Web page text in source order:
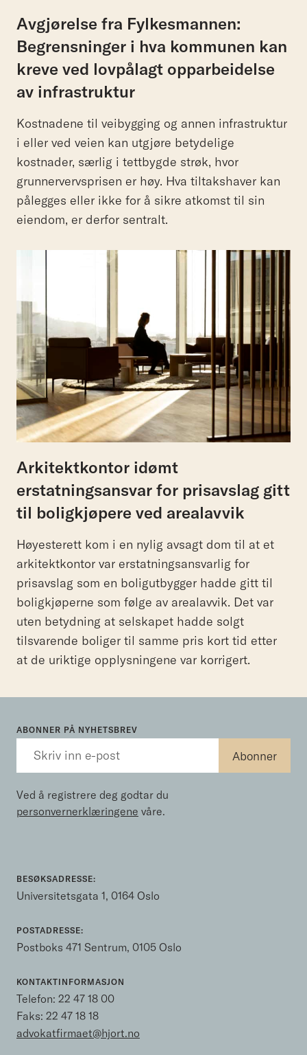
Avgjørelse fra Fylkesmannen:
Begrensninger i hva kommunen kan
kreve ved lovpålagt opparbeidelse
av infrastruktur
Kostnadene til veibygging og annen infrastruktur
i eller ved veien kan utgjøre betydelige
kostnader, særlig i tettbygde strøk, hvor
grunnervervsprisen er høy. Hva tiltakshaver kan
pålegges eller ikke for å sikre atkomst til sin
eiendom, er derfor sentralt.
Arkitektkontor idømt
erstatningsansvar for prisavslag gitt
til boligkjøpere ved arealavvik
Høyesterett kom i en nylig avsagt dom til at et
arkitektkontor var erstatningsansvarlig for
prisavslag som en boligutbygger hadde gitt til
boligkjøperne som følge av arealavvik. Det var
uten betydning at selskapet hadde solgt
tilsvarende boliger til samme pris kort tid etter
at de uriktige opplysningene var korrigert.
ABONNER PÅ NYHETSBREV
Ved å registrere deg godtar du
personvernerklæringene våre.
BESØKSADRESSE:
Universitetsgata 1, 0164 Oslo
POSTADRESSE:
Postboks 471 Sentrum, 0105 Oslo
KONTAKTINFORMASJON
Telefon: 22 47 18 00
Faks: 22 47 18 18
advokatfirmaet@hjort.no